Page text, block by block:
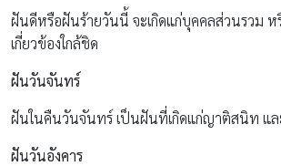
ฝันดีหรือฝันร้ายวันนี้ จะเกิดแก่บุคคลส่วนรวม
เกี่ยวข้องใกล้ชิด
ฝันวันจันทร์
ฝันในคืนวันจันทร์ เป็นฝันที่เกิดแก่ญาติสนิท แล
ฝันวันอังคาร